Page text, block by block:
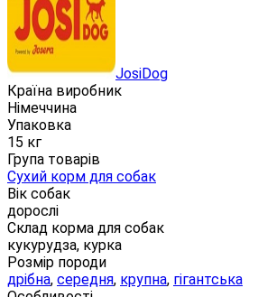
JosiDog
Країна виробник
Німеччина
Упаковка
15 кг
Група товарів
Сухий корм для собак
Вік собак
дорослі
Склад корма для собак
кукурудза, курка
Розмір породи
дрібна, середня, крупна, гігантська